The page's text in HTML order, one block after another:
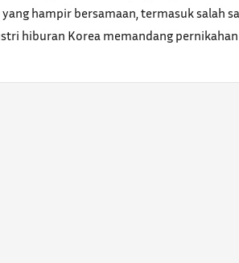
hampir bersamaan, termasuk salah
hiburan Korea memandang